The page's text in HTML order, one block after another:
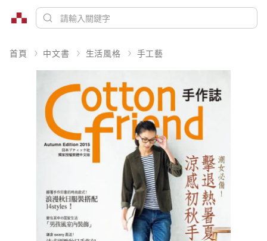
首頁 中文書 生活風格 手工藝